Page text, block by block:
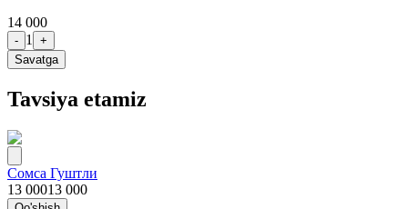
14 000
- 1
+
Savatga
Tavsiya etamiz
Сомса Гуштли
13 00013 000